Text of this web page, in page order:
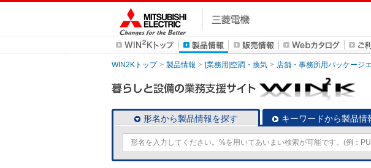
WIN2Kトップ 製品情報 [業務用]空調・換気 店舗・事務所用パッケージ
形名から製品情報を探す キーワードから製品情